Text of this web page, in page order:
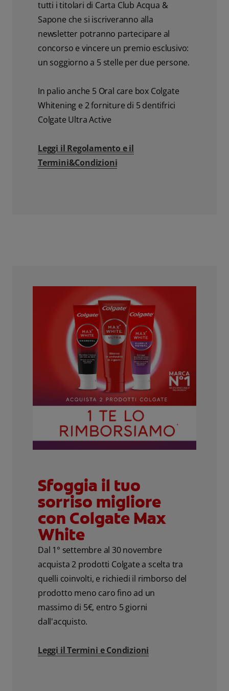
tutti i titolari di Carta Club Acqua &
Sapone che si iscriveranno alla
newsletter potranno partecipare al
concorso e vincere un premio esclusivo:
un soggiorno a 5 stelle per due persone.
In palio anche 5 Oral care box Colgate
Whitening e 2 forniture di 5 dentifrici
Colgate Ultra Active
Leggi il Regolamento e il
Termini&Condizioni
Sfoggia il tuo
sorriso migliore
con Colgate Max
White
Dal 1° settembre al 30 novembre
acquista 2 prodotti Colgate a scelta tra
quelli coinvolti, e richiedi il rimborso del
prodotto meno caro fino ad un
massimo di 5€, entro 5 giorni
dall'acquisto.
Leggi il Termini e Condizioni